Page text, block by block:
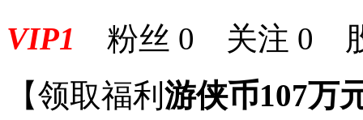
VIP1 粉丝 0 关注 0
【领取福利 游侠币107万